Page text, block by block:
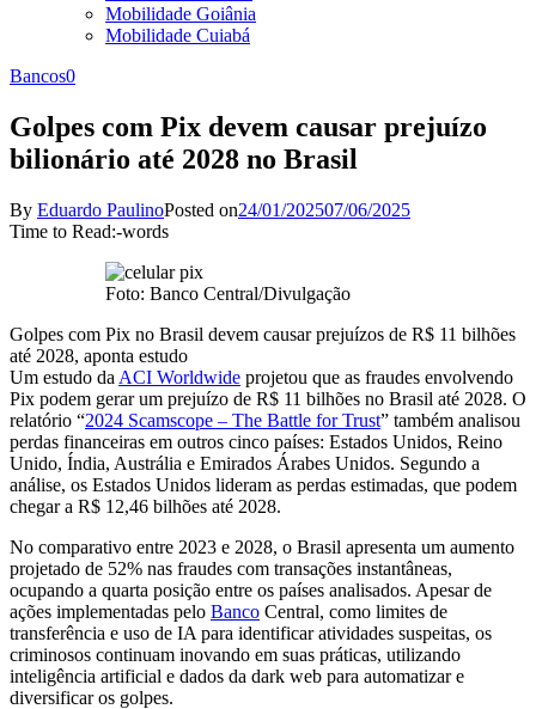
Mobilidade Goiânia
Mobilidade Cuiabá
Bancos0
Golpes com Pix devem causar prejuízo
bilionário até 2028 no Brasil
By Eduardo PaulinoPosted on24/01/202507/06/2025
Time to Read:-words
Foto: Banco Central/Divulgação
Golpes com Pix no Brasil devem causar prejuízos de R$ 11 bilhões
até 2028, aponta estudo
Um estudo da ACI Worldwide projetou que as fraudes envolvendo
Pix podem gerar um prejuízo de R$ 11 bilhões no Brasil até 2028. O
relatório “2024 Scamscope – The Battle for Trust” também analisou
perdas financeiras em outros cinco países: Estados Unidos, Reino
Unido, Índia, Austrália e Emirados Árabes Unidos. Segundo a
análise, os Estados Unidos lideram as perdas estimadas, que podem
chegar a R$ 12,46 bilhões até 2028.
No comparativo entre 2023 e 2028, o Brasil apresenta um aumento
projetado de 52% nas fraudes com transações instantâneas,
ocupando a quarta posição entre os países analisados. Apesar de
ações implementadas pelo Banco Central, como limites de
transferência e uso de IA para identificar atividades suspeitas, os
criminosos continuam inovando em suas práticas, utilizando
inteligência artificial e dados da dark web para automatizar e
diversificar os golpes.